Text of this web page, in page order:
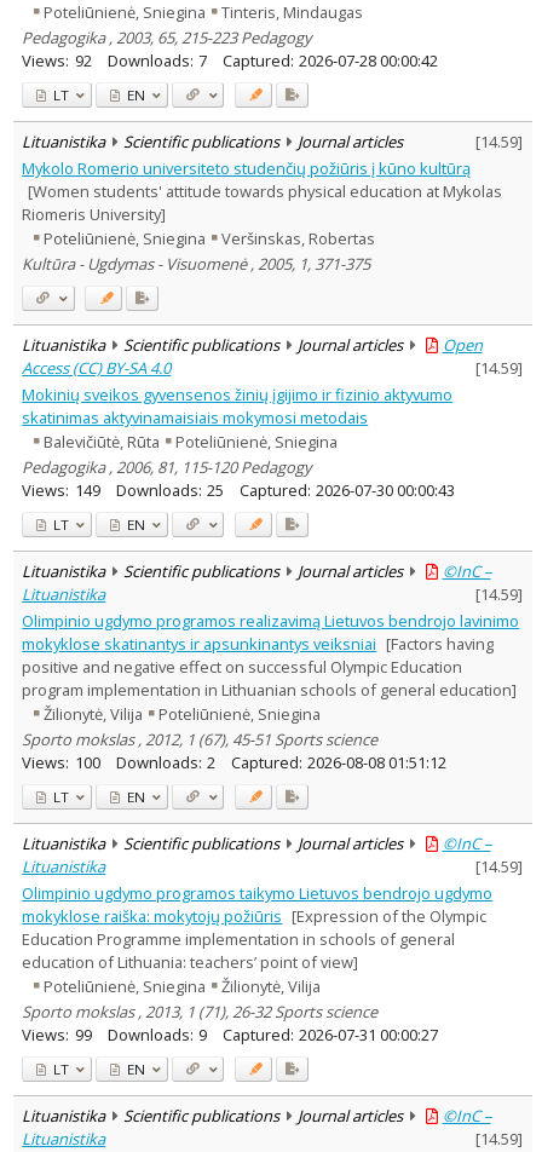
Poteliūnienė, Sniegina
Tinteris, Mindaugas
Pedagogika , 2003, 65, 215-223 Pedagogy
Views: 92 Downloads: 7 Captured: 2026-07-28 00:00:42
LT EN
Lituanistika Scientific publications Journal articles [14.59]
Mykolo Romerio universiteto studenčių požiūris į kūno kultūrą
[Women students' attitude towards physical education at Mykolas
Riomeris University]
Poteliūnienė, Sniegina
Veršinskas, Robertas
Kultūra - Ugdymas - Visuomenė , 2005, 1, 371-375
Lituanistika Scientific publications Journal articles
Open
Access (CC) BY-SA 4.0
[14.59]
Mokinių sveikos gyvensenos žinių įgijimo ir fizinio aktyvumo
skatinimas aktyvinamaisiais mokymosi metodais
Balevičiūtė, Rūta
Poteliūnienė, Sniegina
Pedagogika , 2006, 81, 115-120 Pedagogy
Views: 149 Downloads: 25 Captured: 2026-07-30 00:00:43
LT EN
Lituanistika Scientific publications Journal articles
©InC –
Lituanistika
[14.59]
Olimpinio ugdymo programos realizavimą Lietuvos bendrojo lavinimo
mokyklose skatinantys ir apsunkinantys veiksniai [Factors having
positive and negative effect on successful Olympic Education
program implementation in Lithuanian schools of general education]
Žilionytė, Vilija
Poteliūnienė, Sniegina
Sporto mokslas , 2012, 1 (67), 45-51 Sports science
Views: 100 Downloads: 2 Captured: 2026-08-08 01:51:12
LT EN
Lituanistika Scientific publications Journal articles
©InC –
Lituanistika
[14.59]
Olimpinio ugdymo programos taikymo Lietuvos bendrojo ugdymo
mokyklose raiška: mokytojų požiūris [Expression of the Olympic
Education Programme implementation in schools of general
education of Lithuania: teachers’ point of view]
Poteliūnienė, Sniegina
Žilionytė, Vilija
Sporto mokslas , 2013, 1 (71), 26-32 Sports science
Views: 99 Downloads: 9 Captured: 2026-07-31 00:00:27
LT EN
Lituanistika Scientific publications Journal articles
©InC –
Lituanistika
[14.59]